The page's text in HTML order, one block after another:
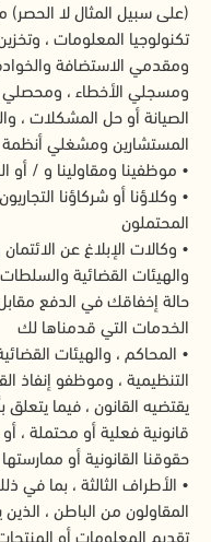
(على سبيل المثال لا
تكنولوجيا المعلومات ، وتخزين
ومقدمي الاستضافة
ومسجلي الأخطاء ،
الصيانة أو حل المشكلات ،
المستشارين ومشغلي أنظمة
• موظفينا ومقاولينا و / أو
• وكلاؤنا أو شركاؤنا
المحتملون
• وكالات الإبلاغ عن
والهيئات القضائية
حالة إخفاقك في الدفع
الخدمات التي قدمناها لك
• المحاكم ، والهيئات
التنظيمية ، وموظفو إنفاذ
يقتضيه القانون ، فيما يتعلق
قانونية فعلية أو محتملة ،
حقوقنا القانونية أو
• الأطراف الثالثة ، بما في
المقاولون من الباطن ،
تقديم المعلومات أو